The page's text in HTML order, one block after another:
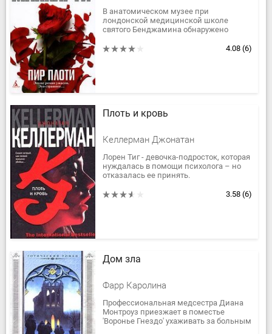
В анатомическом музее при
лондонской медицинской школе
святого Бенджамина обнаружено
(как вскоре выясняется, одной из4.08 (6)
Плоть и кровь
Келлерман Джонатан
Лорен Тиг - девочка-подросток, которая
нуждалась в помощи психолога – но
отказалась ее принять.
профессиональной неудачей – однако
3.58 (6)
Дом зла
Фарр Каролина
Профессиональная медсестра Диана
Монтроуз приезжает в поместье
'Воронье Гнездо' ухаживать за больным